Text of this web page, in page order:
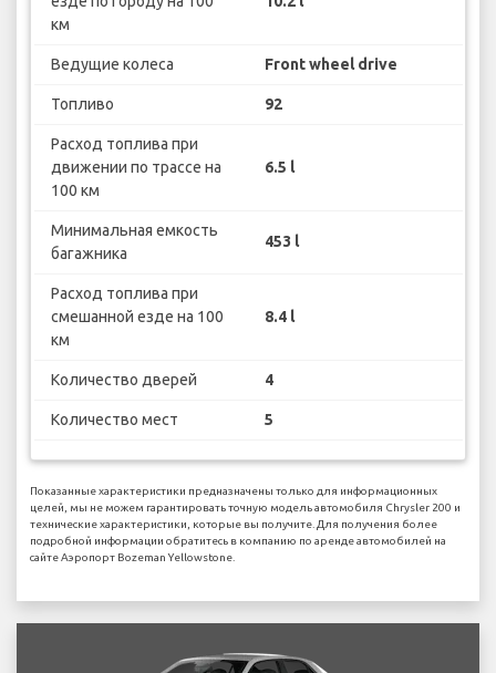
км
Ведущие колеса Front wheel drive
Топливо 92
Расход топлива при
движении по трассе на
100 км
6.5 l
Минимальная емкость
багажника
453 l
Расход топлива при
смешанной езде на 100
км
8.4 l
Количество дверей 4
Количество мест 5
Показанные характеристики предназначены только для информационных
целей, мы не можем гарантировать точную модель автомобиля Chrysler 200 и
технические характеристики, которые вы получите. Для получения более
подробной информации обратитесь в компанию по аренде автомобилей на
сайте Аэропорт Bozeman Yellowstone.